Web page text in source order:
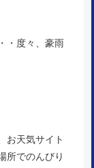
・度々、豪雨
お天気サイト
所でのんびり